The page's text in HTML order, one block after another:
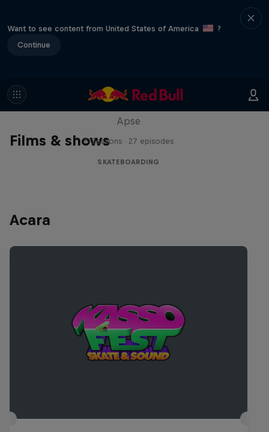
Want to see content from United States of America
?
Continue
Films & shows
Skate Tales
Apse
5 Seasons · 27 episodes
SKATEBOARDING
Acara